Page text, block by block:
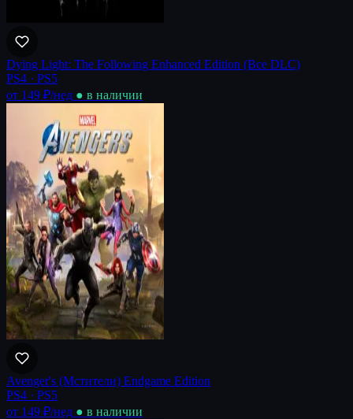
Dying Light: The Following Enhanced Edition (Все DLC)
PS4 · PS5
от 149 ₽/нед ● в наличии
Avenger's (Мстители) Endgame Edition
PS4 · PS5
от 149 ₽/нед ● в наличии